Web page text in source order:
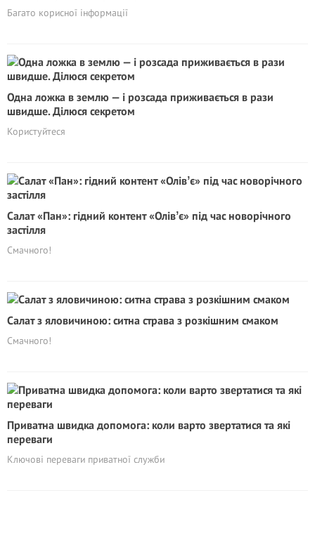
Багато корисної інформації
Одна ложка в землю — і розсада приживається в рази
швидше. Ділюся секретом
Користуйтеся
Салат «Пан»: гідний контент «Олівʼє» під час новорічного
застілля
Смачного!
Салат з яловичиною: ситна страва з розкішним смаком
Смачного!
Приватна швидка допомога: коли варто звертатися та які
переваги
Ключові переваги приватної служби